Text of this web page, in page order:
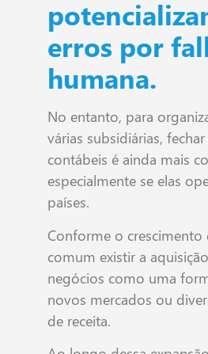
erros por
humana.
No entanto, para
várias subsidiárias,
contábeis é ainda mais
especialmente se elas
países.
Conforme o crescimento
comum existir a
negócios como uma
novos mercados ou
de receita.